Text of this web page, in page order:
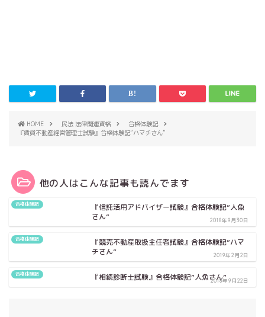
HOME 民法 法律関連資格
合格体験記
『賃貸不動産経営管理士試験』合格体験記”ハマチさん”
他の人はこんな記事も読んでます
合格体験記
『信託活用アドバイザー試験』合格体験記”人魚
さん”
2018年9月30日
合格体験記
『競売不動産取扱主任者試験』合格体験記”ハマ
チさん”
2019年2月2日
合格体験記 『相続診断士試験』合格体験記”人魚さん”2018年9月22日